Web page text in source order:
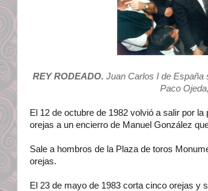
REY RODEADO. Juan Carlos I de España
Paco
El 12 de octubre de 1982 volvió a salir por
orejas a un encierro de Manuel González
Sale a hombros de la Plaza de toros
orejas.
El 23 de mayo de 1983 corta cinco orejas y